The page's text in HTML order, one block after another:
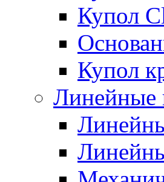
Купол
Купол
Линейные